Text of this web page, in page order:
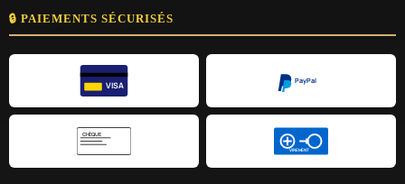
🔒 PAIEMENTS SÉCURISÉS
VISA
PayPal
CHÈQUE
VIREMENT